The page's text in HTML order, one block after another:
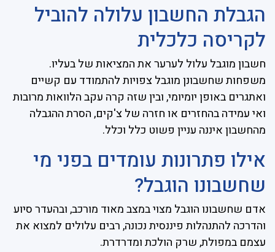
הגבלת החשבון עלולה להוביל
לקריסה כלכלית
חשבון מוגבל עלול לערער את המציאות של בעליו.
משפחות שחשבונן מוגבל צפויות להתמודד עם קשיים
ואתגרים באופן יומיומי, ובין שזה קרה עקב הלוואות מרובות
ואי עמידה בהחזרים או חזרה של צ'קים, הסרת ההגבלה
מהחשבון איננה עניין פשוט כלל וכלל.
אילו פתרונות עומדים בפני מי
שחשבונו הוגבל?
אדם שחשבונו הוגבל מצוי במצב מאוד מורכב, ובהעדר סיוע
והדרכה להתנהלות פיננסית נכונה, רבים עלולים למצוא את
עצמם במפולת, שרק הולכת ומדרדרת.